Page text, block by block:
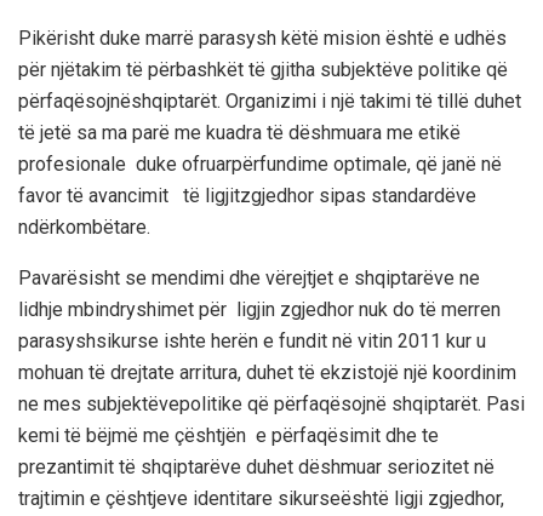
Pikërisht duke marrë parasysh këtë mision është e udhës
për njëtakim të përbashkët të gjitha subjektëve politike që
përfaqësojnëshqiptarët. Organizimi i një takimi të tillë duhet
të jetë sa ma parë me kuadra të dëshmuara me etikë
profesionale duke ofruarpërfundime optimale, që janë në
favor të avancimit të ligjitzgjedhor sipas standardëve
ndërkombëtare.
Pavarësisht se mendimi dhe vërejtjet e shqiptarëve ne
lidhje mbindryshimet për ligjin zgjedhor nuk do të merren
parasyshsikurse ishte herën e fundit në vitin 2011 kur u
mohuan të drejtate arritura, duhet të ekzistojë një koordinim
ne mes subjektëvepolitike që përfaqësojnë shqiptarët. Pasi
kemi të bëjmë me çështjën e përfaqësimit dhe te
prezantimit të shqiptarëve duhet dëshmuar seriozitet në
trajtimin e çështjeve identitare sikurseështë ligji zgjedhor,